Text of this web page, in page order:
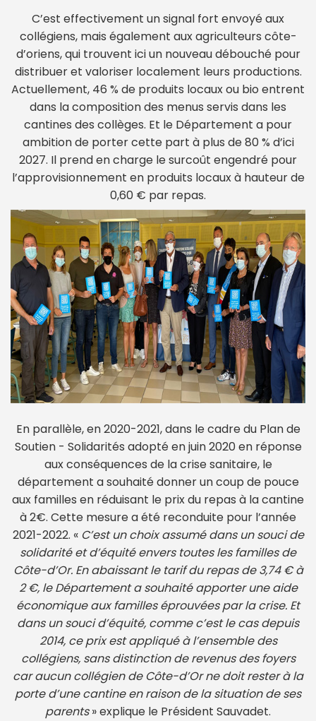
C’est effectivement un signal fort envoyé aux
collégiens, mais également aux agriculteurs côte-
d’oriens, qui trouvent ici un nouveau débouché pour
distribuer et valoriser localement leurs productions.
Actuellement, 46 % de produits locaux ou bio entrent
dans la composition des menus servis dans les
cantines des collèges. Et le Département a pour
ambition de porter cette part à plus de 80 % d’ici
2027. Il prend en charge le surcoût engendré pour
l’approvisionnement en produits locaux à hauteur de
0,60 € par repas.
En parallèle, en 2020-2021, dans le cadre du Plan de
Soutien - Solidarités adopté en juin 2020 en réponse
aux conséquences de la crise sanitaire, le
département a souhaité donner un coup de pouce
aux familles en réduisant le prix du repas à la cantine
à 2€. Cette mesure a été reconduite pour l’année
2021-2022. « C’est un choix assumé dans un souci de
solidarité et d’équité envers toutes les familles de
Côte-d’Or. En abaissant le tarif du repas de 3,74 € à
2 €, le Département a souhaité apporter une aide
économique aux familles éprouvées par la crise. Et
dans un souci d’équité, comme c’est le cas depuis
2014, ce prix est appliqué à l’ensemble des
collégiens, sans distinction de revenus des foyers
car aucun collégien de Côte-d’Or ne doit rester à la
porte d’une cantine en raison de la situation de ses
parents» explique le Président Sauvadet.